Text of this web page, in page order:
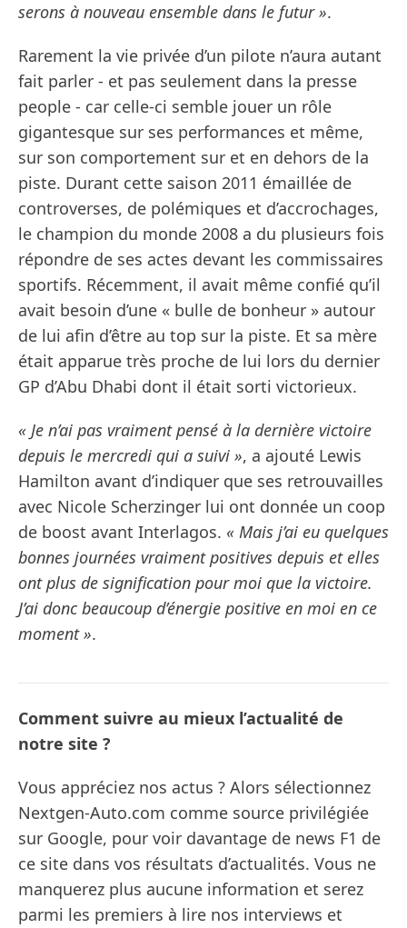
serons à nouveau ensemble dans le futur ».
Rarement la vie privée d’un pilote n’aura autant
fait parler - et pas seulement dans la presse
people - car celle-ci semble jouer un rôle
gigantesque sur ses performances et même,
sur son comportement sur et en dehors de la
piste. Durant cette saison 2011 émaillée de
controverses, de polémiques et d’accrochages,
le champion du monde 2008 a du plusieurs fois
répondre de ses actes devant les commissaires
sportifs. Récemment, il avait même confié qu’il
avait besoin d’une « bulle de bonheur » autour
de lui afin d’être au top sur la piste. Et sa mère
était apparue très proche de lui lors du dernier
GP d’Abu Dhabi dont il était sorti victorieux.
« Je n’ai pas vraiment pensé à la dernière victoire
depuis le mercredi qui a suivi », a ajouté Lewis
Hamilton avant d’indiquer que ses retrouvailles
avec Nicole Scherzinger lui ont donnée un coop
de boost avant Interlagos. « Mais j’ai eu quelques
bonnes journées vraiment positives depuis et elles
ont plus de signification pour moi que la victoire.
J’ai donc beaucoup d’énergie positive en moi en ce
moment ».
Comment suivre au mieux l’actualité de
notre site ?
Vous appréciez nos actus ? Alors sélectionnez
Nextgen-Auto.com comme source privilégiée
sur Google, pour voir davantage de news F1 de
ce site dans vos résultats d’actualités. Vous ne
manquerez plus aucune information et serez
parmi les premiers à lire nos interviews et